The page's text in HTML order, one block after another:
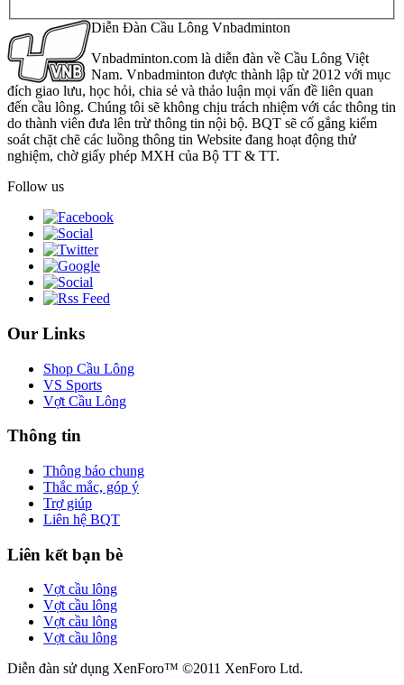
Diễn Đàn Cầu Lông Vnbadminton
Vnbadminton.com là diễn đàn về Cầu Lông Việt
Nam. Vnbadminton được thành lập từ 2012 với mục
đích giao lưu, học hỏi, chia sẻ và thảo luận mọi vấn đề liên quan
đến cầu lông. Chúng tôi sẽ không chịu trách nhiệm với các thông tin
do thành viên đưa lên trừ thông tin nội bộ. BQT sẽ cố gắng kiểm
soát chặt chẽ các luồng thông tin Website đang hoạt động thử
nghiệm, chờ giấy phép MXH của Bộ TT & TT.
Follow us
Our Links
Shop Cầu Lông
VS Sports
Vợt Cầu Lông
Thông tin
Thông báo chung
Thắc mắc, góp ý
Trợ giúp
Liên hệ BQT
Liên kết bạn bè
Vợt cầu lông
Vợt cầu lông
Vợt cầu lông
Vợt cầu lông
Diễn đàn sử dụng XenForo™ ©2011 XenForo Ltd.